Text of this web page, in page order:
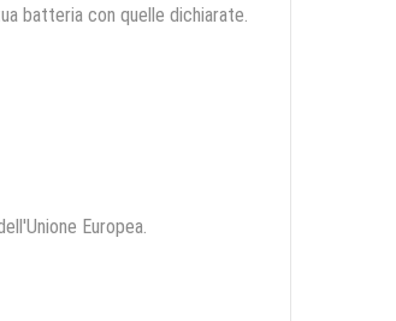
batteria con quelle dichiarate.
Europea.